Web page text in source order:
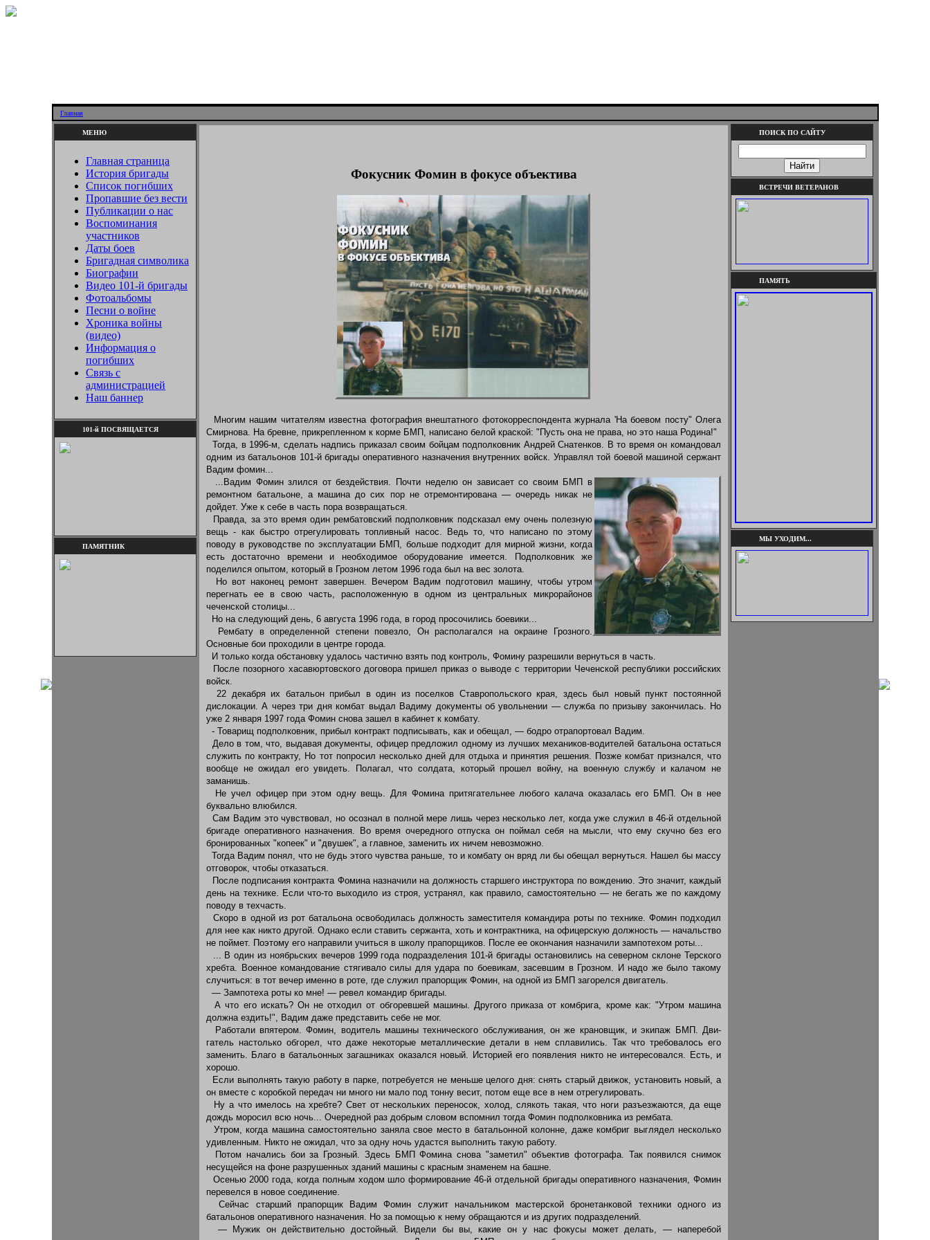
Главная
МЕНЮ
Главная страница
История бригады
Список погибших
Пропавшие без вести
Публикации о нас
Воспоминания
участников
Даты боев
Бригадная символика
Биографии
Видео 101-й бригады
Фотоальбомы
Песни о войне
Хроника войны
(видео)
Информация о
погибших
Связь с
администрацией
Наш баннер
101-й ПОСВЯЩАЕТСЯ
ПАМЯТНИК
Фокусник Фомин в фокусе объектива
Многим нашим читателям известна фотография внештатного фотокорреспондента журнала 'На боевом посту" Олега
Смирнова. На бревне, прикрепленном к корме БМП, написано белой краской: "Пусть она не права, но это наша Родина!"
Тогда, в 1996-м, сделать надпись приказал своим бойцам подполковник Андрей Снатенков. В то время он командовал
одним из батальонов 101-й бригады оперативного назначения внутренних войск. Управлял той боевой машиной сержант
Вадим фомин...
...Вадим Фомин злился от бездействия. Почти неделю он зависает со своим БМП в
ремонтном батальоне, а машина до сих пор не отремонтирована — очередь никак не
дойдет. Уже к себе в часть пора возвращаться.
Правда, за это время один рембатовский подполковник подсказал ему очень полезную
вещь - как быстро отрегулировать топливный насос. Ведь то, что написано по этому
поводу в руководстве по эксплуатации БМП, больше подходит для мирной жизни, когда
есть достаточно времени и необходимое оборудование имеется. Подполковник же
поделился опытом, который в Грозном летом 1996 года был на вес золота.
Но вот наконец ремонт завершен. Вечером Вадим подготовил машину, чтобы утром
перегнать ее в свою часть, расположенную в одном из центральных микрорайонов
чеченской столицы...
Но на следующий день, 6 августа 1996 года, в город просочились боевики...
Рембату в определенной степени повезло, Он располагался на окраине Грозного.
Основные бои проходили в центре города.
И только когда обстановку удалось частично взять под контроль, Фомину разрешили вернуться в часть.
После позорного хасавюртовского договора пришел приказ о выводе с территории Чеченской республики российских
войск.
22 декабря их батальон прибыл в один из поселков Ставропольского края, здесь был новый пункт постоянной
дислокации. А через три дня комбат выдал Вадиму документы об увольнении — служба по призыву закончилась. Но
уже 2 января 1997 года Фомин снова зашел в кабинет к комбату.
- Товарищ подполковник, прибыл контракт подписывать, как и обещал, — бодро отрапортовал Вадим.
Дело в том, что, выдавая документы, офицер предложил одному из лучших механиков-водителей батальона остаться
служить по контракту, Но тот попросил несколько дней для отдыха и принятия решения. Позже комбат признался, что
вообще не ожидал его увидеть. Полагал, что солдата, который прошел войну, на военную службу и калачом не
заманишь.
Не учел офицер при этом одну вещь. Для Фомина притя­гательнее любого калача оказалась его БМП. Он в нее
буквально влюбился.
Сам Вадим это чувствовал, но осознал в полной мере лишь через несколько лет, когда уже служил в 46-й отдельной
бригаде оперативного назначения. Во время очередного отпуска он поймал себя на мысли, что ему скучно без его
бронированных "копеек" и "двушек", а главное, заменить их ничем невозможно.
Тогда Вадим понял, что не будь этого чувства раньше, то и комбату он вряд ли бы обещал вернуться. Нашел бы массу
отговорок, чтобы отказаться.
После подписания контракта Фомина назначили на должность старшего инструктора по вождению. Это значит, каждый
день на технике. Если что-то выходило из строя, устранял, как правило, самостоятельно — не бегать же по каждому
поводу в техчасть.
Скоро в одной из рот батальона освободилась должность заместителя командира роты по технике. Фомин подходил
для нее как никто другой. Однако если ставить сержанта, хоть и контрактника, на офицерскую должность — начальство
не поймет. Поэтому его направили учиться в школу прапорщиков. После ее окончания назначили зампотехом роты...
... В один из ноябрьских вечеров 1999 года подразделения 101-й бригады остановились на северном склоне Терского
хребта. Военное командование стягивало силы для удара по боевикам, засевшим в Грозном. И надо же было такому
случиться: в тот вечер именно в роте, где служил прапорщик Фомин, на одной из БМП загорелся двигатель.
— Зампотеха роты ко мне! — ревел командир бригады.
А что его искать? Он не отходил от обгоревшей машины. Другого приказа от комбрига, кроме как: "Утром машина
должна ездить!", Вадим даже представить себе не мог.
Работали впятером. Фомин, водитель машины технического обслуживания, он же крановщик, и экипаж БМП. Дви­
гатель настолько обгорел, что даже некоторые металлические детали в нем сплавились. Так что требовалось его
заменить. Благо в батальонных загашниках оказался новый. Историей его появления никто не интересовался. Есть, и
хорошо.
Если выполнять такую работу в парке, потребуется не меньше целого дня: снять старый движок, установить новый, а
он вместе с коробкой передач ни много ни мало под тонну весит, потом еще все в нем отрегулировать.
Ну а что имелось на хребте? Свет от нескольких переносок, холод, слякоть такая, что ноги разъезжаются, да еще
дождь моросил всю ночь... Очередной раз добрым словом вспомнил тогда Фомин подполковника из рембата.
Утром, когда машина самостоятельно заняла свое место в батальонной колонне, даже комбриг выглядел несколько
удивленным. Никто не ожидал, что за одну ночь удастся вы­полнить такую работу.
Потом начались бои за Грозный. Здесь БМП Фомина снова "заметил" объектив фотографа. Так появился снимок
несущейся на фоне разрушенных зданий машины с красным знаменем на башне.
Осенью 2000 года, когда полным ходом шло формирование 46-й отдельной бригады оперативного назначения, Фомин
перевелся в новое соединение.
Сейчас старший прапорщик Вадим Фомин служит начальником мастерской бронетанковой техники одного из
батальонов оперативного назначения. Но за помощью к нему обращаются и из других подразделений.
— Мужик он действительно достойный. Видели бы вы, какие он у нас фокусы может делать, — наперебой
ПОИСК ПО САЙТУ
ВСТРЕЧИ ВЕТЕРАНОВ
ПАМЯТЬ
МЫ УХОДИМ...